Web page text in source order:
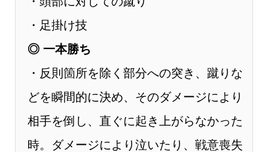
・足掛け技
◎ 一本勝ち
・反則箇所を除く部分への突き、蹴りな
どを瞬間的に決め、そのダメージにより
相手を倒し、直ぐに起き上がらなかった
時。ダメージにより泣いたり、戦意喪失